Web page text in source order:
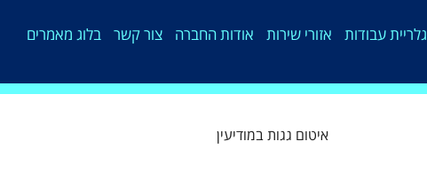
גלריית עבודות אזורי שירות אודות החברה צור קשר בלוג מאמרים
איטום גגות במודיעין